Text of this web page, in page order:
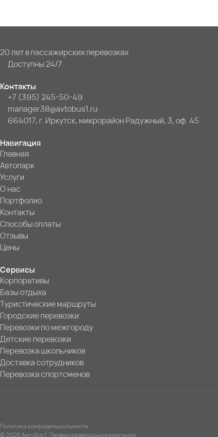
20 лет в пассажирских перевозках
Доступны 24/7
Контакты
+7 (395) 245-50-49
manager38@avtobus1.ru
664017, г. Иркутск, микрорайон Радужный, 3, оф. 45
Навигация
Главная
Автопарк
Услуги
О нас
Портфолио
Контакты
Способы оплаты
Отзывы
Цены
Сервисы
Корпоративы
Базы отдыха
Туристические маршруты
Городские перевозки
Перевозки по межгороду
Детские перевозки
Перевозка школьников
Доставка сотрудников
Перевозка спортсменов
Политика конфиденциальности
© 2026 Автобус1. Первая федеральная компания.